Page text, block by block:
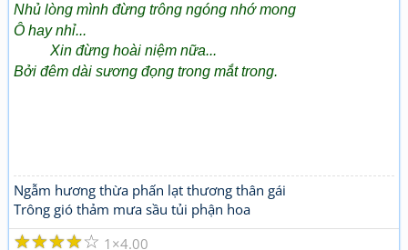
Nhủ lòng mình đừng trông ngóng nhớ mong
Ô hay nhỉ...
Xin đừng hoài niệm nữa...
Bởi đêm dài sương đọng trong mắt trong.
Ngẫm hương thừa phấn lạt thương thân gái
Trông gió thảm mưa sầu tủi phận hoa
☆
☆
☆
☆
☆ 1 4.00